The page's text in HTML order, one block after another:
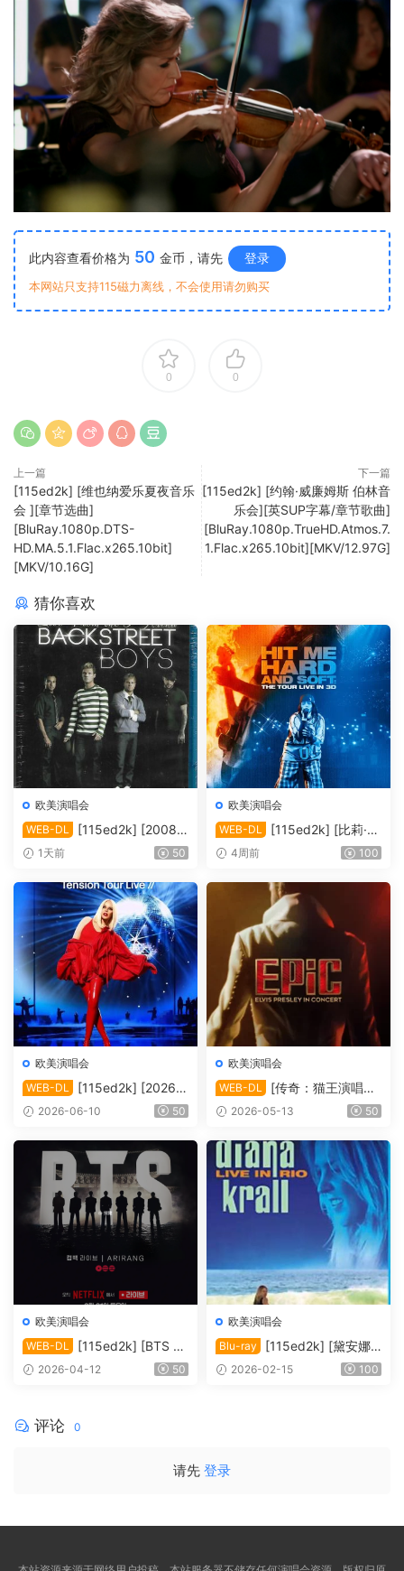
此内容查看价格为 50 金币，请先 登录
本网站只支持115磁力离线，不会使用请勿购买
0 0
上一篇
[115ed2k] [维也纳爱乐夏夜音乐
会 ][章节选曲]
[BluRay.1080p.DTS-
HD.MA.5.1.Flac.x265.10bit]
[MKV/10.16G]
下一篇
[115ed2k] [约翰·威廉姆斯 伯林音
乐会][英SUP字幕/章节歌曲]
[BluRay.1080p.TrueHD.Atmos.7.
1.Flac.x265.10bit][MKV/12.97G]
猜你喜欢
欧美演唱会
WEB-DL
[115ed2k] [2008-
后街男孩伦敦演唱会][MKV/4.
1天前 50
欧美演唱会
WEB-DL
[115ed2k] [比莉·艾
莉什：温柔重击巡回演唱会电
HDR10+ H.265 DDP 5.1][M
KV/19.89 GiB]
4周前 100
欧美演唱会
WEB-DL
[115ed2k] [2026-
凯莉·米洛：Tension巡回演唱
P5.1.H264][MKV/4.80 GiB]
2026-06-10 50
欧美演唱会
WEB-DL
[传奇：猫王演唱会
EPiC.Elvis.Presley.in.Concer
DL.DDP5.1.H.265][MKV/10.
44 GiB]
2026-05-13 50
欧美演唱会
WEB-DL
[115ed2k] [BTS Th
e Comeback 演唱会：Ariran
软字幕][1080P][MKV/9.91 G
iB]
2026-04-12 50
欧美演唱会
Blu-ray
[115ed2k] [黛安娜·
克瑞儿里约演唱会 Diana Kral
2026-02-15 100
评论 0
请先 登录